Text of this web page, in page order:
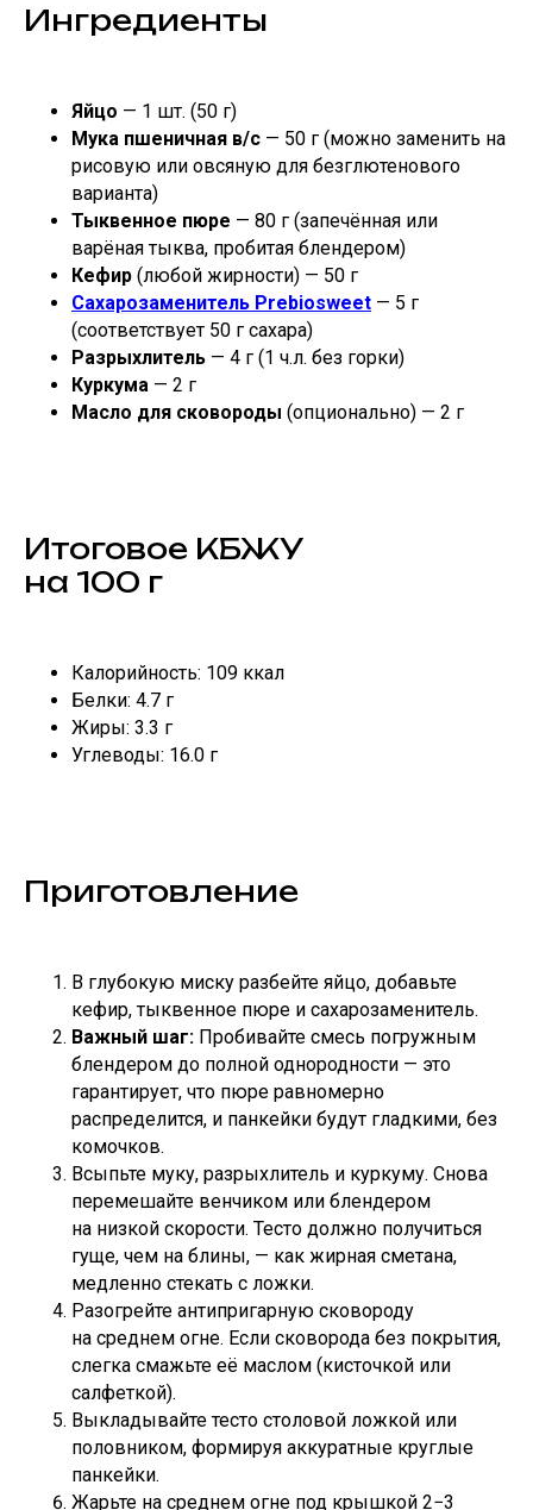
Ингредиенты
Яйцо — 1 шт. (50 г)
Мука пшеничная в/с — 50 г (можно заменить на
рисовую или овсяную для безглютенового
варианта)
Тыквенное пюре — 80 г (запечённая или
варёная тыква, пробитая блендером)
Кефир (любой жирности) — 50 г
Сахарозаменитель Prebiosweet — 5 г
(соответствует 50 г сахара)
Разрыхлитель — 4 г (1 ч.л. без горки)
Куркума — 2 г
Масло для сковороды (опционально) — 2 г
Итоговое КБЖУ
на 100 г
Калорийность: 109 ккал
Белки: 4.7 г
Жиры: 3.3 г
Углеводы: 16.0 г
Приготовление
В глубокую миску разбейте яйцо, добавьте
кефир, тыквенное пюре и сахарозаменитель.
Важный шаг: Пробивайте смесь погружным
блендером до полной однородности — это
гарантирует, что пюре равномерно
распределится, и панкейки будут гладкими, без
комочков.
Всыпьте муку, разрыхлитель и куркуму. Снова
перемешайте венчиком или блендером
на низкой скорости. Тесто должно получиться
гуще, чем на блины, — как жирная сметана,
медленно стекать с ложки.
Разогрейте антипригарную сковороду
на среднем огне. Если сковорода без покрытия,
слегка смажьте её маслом (кисточкой или
салфеткой).
Выкладывайте тесто столовой ложкой или
половником, формируя аккуратные круглые
панкейки.
Жарьте на среднем огне под крышкой 2−3